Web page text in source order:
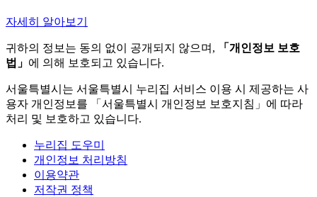
자세히 알아보기
귀하의 정보는 동의 없이 공개되지 않으며,
「개인정보 보호
법」 에 의해 보호되고 있습니다.
서울특별시는 서울특별시 누리집 서비스 이용 시 제공하는 사
용자 개인정보를 「서울특별시 개인정보 보호지침」에 따라
처리 및 보호하고 있습니다.
누리집 도우미
개인정보 처리방침
이용약관
저작권 정책